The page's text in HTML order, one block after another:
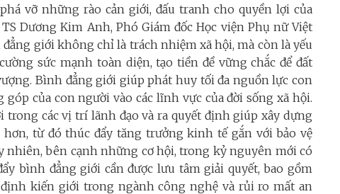
vỡ những rào cản giới, đấu tranh cho quyền lợi của
Dương Kim Anh, Phó Giám đốc Học viện Phụ nữ Việt
giới không chỉ là trách nhiệm xã hội, mà còn là yếu
sức mạnh toàn diện, tạo tiền đề vững chắc để đất
Bình đẳng giới giúp phát huy tối đa nguồn lực con
của con người vào các lĩnh vực của đời sống xã hội.
trong các vị trí lãnh đạo và ra quyết định giúp xây dựng
từ đó thúc đẩy tăng trưởng kinh tế gắn với bảo vệ
nhiên, bên cạnh những cơ hội, trong kỷ nguyên mới có
bình đẳng giới cần được lưu tâm giải quyết, bao gồm
kiến giới trong ngành công nghệ và rủi ro mất an